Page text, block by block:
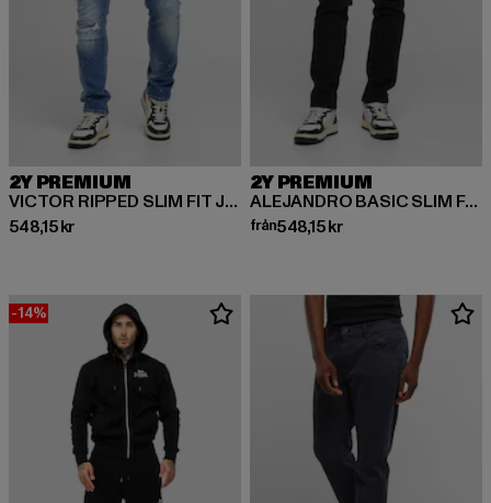
2Y PREMIUM
VICTOR RIPPED SLIM FIT JEANS
548,15 kr
Nuvarande pris: 548,15 kr
2Y PREMIUM
ALEJANDRO BASIC SLIM FIT JEANS
från548,15 kr
Nuvarande pris: Från 548,15 kr
-14%